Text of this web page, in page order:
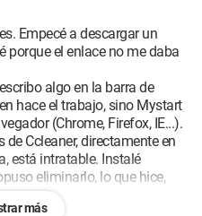
Empecé a descargar un
porque el enlace no me daba
algo en la barra de
hace el trabajo, sino Mystart
(Chrome, Firefox, IE...).
Ccleaner, directamente en
está intratable. Instalé
eliminarlo, lo que hice,
más